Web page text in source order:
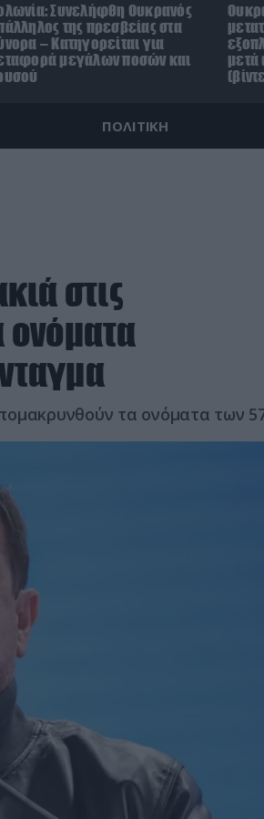
Συνελήφθη Ουκρανός
της πρεσβείας στα
– Κατηγορείται για
μεγάλων ποσών και
μετά
ΠΟΛΙΤΙΚΗ
στις
τα ονόματα των